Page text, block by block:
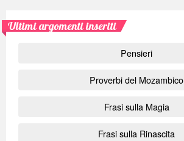
Ultimi argomenti inseriti
Pensieri
Proverbi del Mozambico
Frasi sulla Magia
Frasi sulla Rinascita